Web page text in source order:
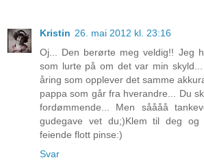
Kristin 26. mai 2012 kl. 23:16
Oj... Den berørte meg veldig!! Jeg
som lurte på om det var min
åring som opplever det samme
pappa som går fra hverandre... Du
fordømmende... Men såååå
gudegave vet du;)Klem til deg
feiende flott pinse:)
Svar